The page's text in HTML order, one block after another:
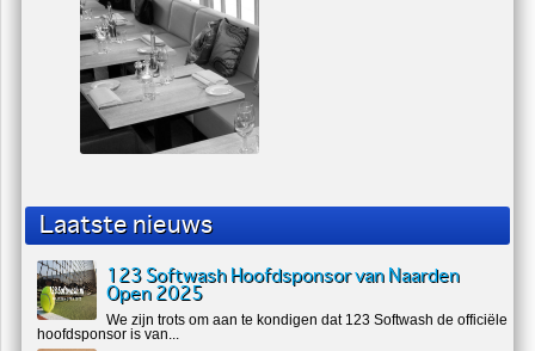
Laatste nieuws
123 Softwash Hoofdsponsor van Naarden
Open 2025
We zijn trots om aan te kondigen dat 123 Softwash de officiële
hoofdsponsor is van...